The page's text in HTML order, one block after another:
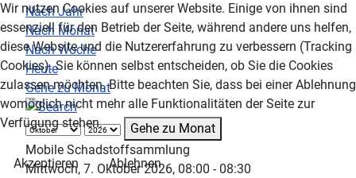
Nach Jahr
Nach Monat
Nach Woche
Heute
Gehe zu Monat
Gehe zu Monat
Mobile Schadstoffsammlung
Mittwoch, 7. Oktober 2026, 08:00 - 08:30
Wir nutzen Cookies auf unserer Website. Einige von ihnen sind
essenziell für den Betrieb der Seite, während andere uns helfen,
diese Website und die Nutzererfahrung zu verbessern (Tracking
Cookies). Sie können selbst entscheiden, ob Sie die Cookies
zulassen möchten. Bitte beachten Sie, dass bei einer Ablehnung
womöglich nicht mehr alle Funktionalitäten der Seite zur
Verfügung stehen.
Akzeptieren
Ablehnen